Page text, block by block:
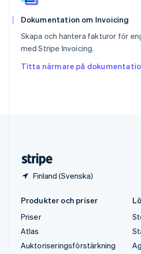
Dokumentation om Invoicing
Skapa och hantera fakturor för
med Stripe Invoicing.
Titta närmare på
Finland (Svenska)
English
Sverige
Thailand
ไทยEnglish
English
Produkter och priser
Priser
Atlas
Auktoriseringsförstärkning